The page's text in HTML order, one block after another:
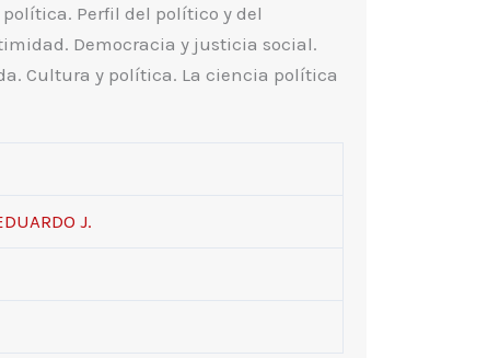
Perfil del político y del
Democracia y justicia social.
Cultura y política. La ciencia política
J.